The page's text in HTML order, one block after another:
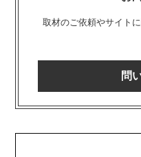
取材のご依頼やサイト
問